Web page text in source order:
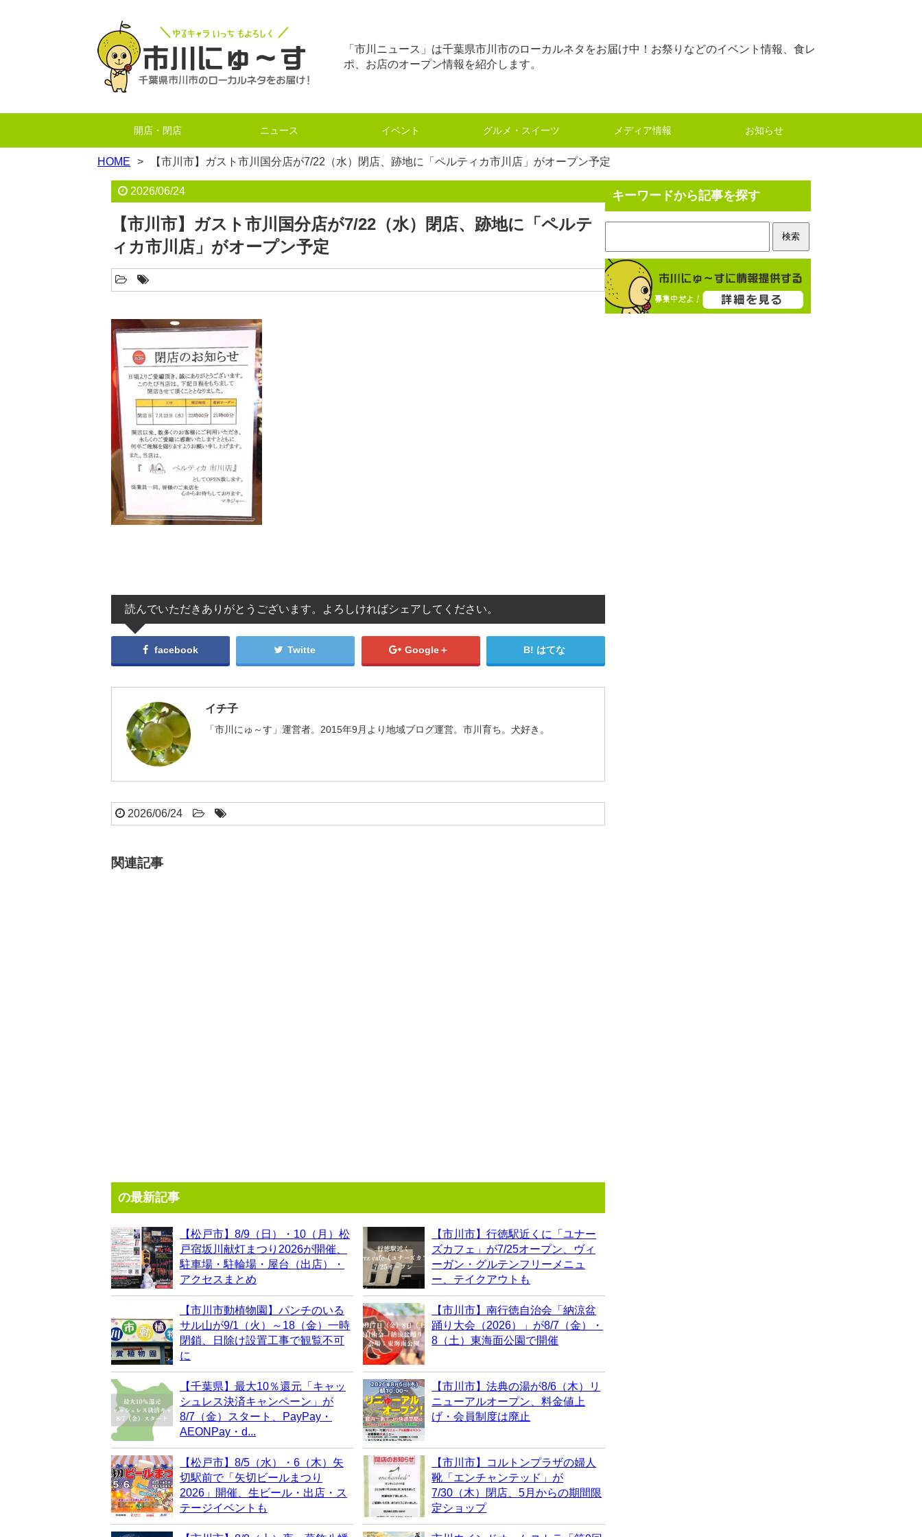
「市川ニュース」は千葉県市川市のローカルネタをお届け中！お祭りなどのイベント情報、食レ
ポ、お店のオープン情報を紹介します。
開店・閉店 ニュース イベント グルメ・スイーツ メディア情報 お知らせ
HOME 【市川市】ガスト市川国分店が7/22（水）閉店、跡地に「ペルティカ市川店」がオープン予定
2026/06/24
【市川市】ガスト市川国分店が7/22（水）閉店、跡地に「ペルテ
ィカ市川店」がオープン予定
読んでいただきありがとうございます。よろしければシェアしてください。
facebook Twitte Google＋ はてな
イチ子
「市川にゅ～す」運営者。2015年9月より地域ブログ運営。市川育ち。犬好き。
2026/06/24
関連記事
の最新記事
【松戸市】8/9（日）・10（月）松
戸宿坂川献灯まつり2026が開催、
駐車場・駐輪場・屋台（出店）・
アクセスまとめ
【市川市】行徳駅近くに「ユナー
ズカフェ」が7/25オープン、ヴィ
ーガン・グルテンフリーメニュ
ー、テイクアウトも
【市川市動植物園】パンチのいる
サル山が9/1（火）～18（金）一時
閉鎖、日除け設置工事で観覧不可
に
【市川市】南行徳自治会「納涼盆
踊り大会（2026）」が8/7（金）・
8（土）東海面公園で開催
【千葉県】最大10％還元「キャッ
シュレス決済キャンペーン」が
8/7（金）スタート、PayPay・
AEONPay・d...
【市川市】法典の湯が8/6（木）リ
ニューアルオープン、料金値上
げ・会員制度は廃止
【松戸市】8/5（水）・6（木）矢
切駅前で「矢切ビールまつり
2026」開催、生ビール・出店・ス
テージイベントも
【市川市】コルトンプラザの婦人
靴「エンチャンテッド」が
7/30（木）閉店、5月からの期間限
定ショップ
キーワードから記事を探す